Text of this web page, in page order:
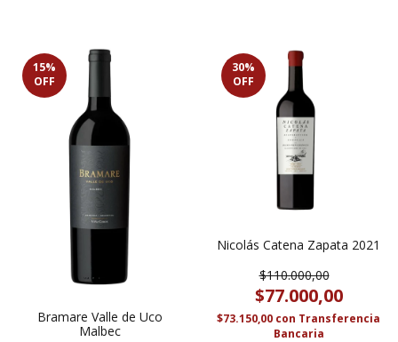
15%
OFF
Bramare Valle de Uco
Malbec
30%
OFF
Nicolás Catena Zapata 2021
$110.000,00
$77.000,00
$73.150,00 con Transferencia
Bancaria